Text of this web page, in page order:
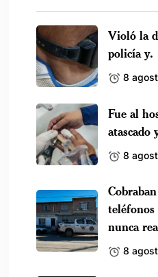
Violó la
policía y.
8
Fue al
atascado
8
teléfonos
nunca
8